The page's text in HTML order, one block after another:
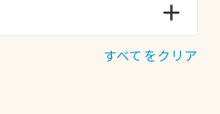
すべてをクリア